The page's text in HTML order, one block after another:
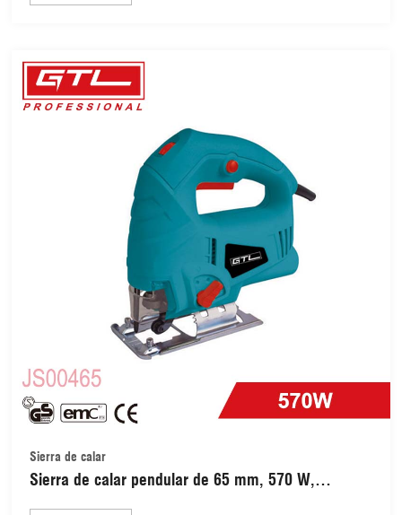
Sierra de calar
Sierra de calar pendular de 65 mm, 570 W,